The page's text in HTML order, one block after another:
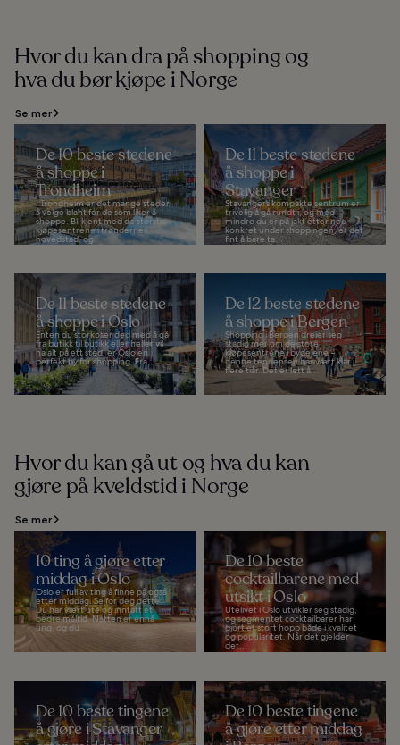
Hvor du kan dra på shopping og
hva du bør kjøpe i Norge
Se mer
De 10 beste stedene
å shoppe i
Trondheim
I Trondheim er det mange steder
å velge blant for de som liker å
shoppe. Bli kjent med de største
kjøpesentrene i trøndernes
hovedstad, og...
De 11 beste stedene
å shoppe i
Stavanger
Stavangers kompakte sentrum er
trivelig å gå rundt i, og med
mindre du er på jakt etter noe
konkret under shoppingen, er det
fint å bare ta...
De 11 beste stedene
å shoppe i Oslo
Enten du storkoser deg med å gå
fra butikk til butikk eller heller vil
ha alt på ett sted, er Oslo en
perfekt by for shopping. Fra...
De 12 beste stedene
å shoppe i Bergen
Shopping i Bergen dreier seg
stadig mer om de store
kjøpesentrene i bydelene –
denne tendensen har vært klar i
flere tiår. Det er lett å...
Hvor du kan gå ut og hva du kan
gjøre på kveldstid i Norge
Se mer
10 ting å gjøre etter
middag i Oslo
Oslo er full av ting å finne på også
etter middag. Se for deg dette:
Du har vært ute og inntatt et
bedre måltid. Natten er ennå
ung, og du...
De 10 beste
cocktailbarene med
utsikt i Oslo
Utelivet i Oslo utvikler seg stadig,
og segmentet cocktailbarer har
gjort et stort hopp både i kvalitet
og popularitet. Når det gjelder
det...
De 10 beste tingene
å gjøre i Stavanger
De 10 beste tingene
å gjøre etter middag